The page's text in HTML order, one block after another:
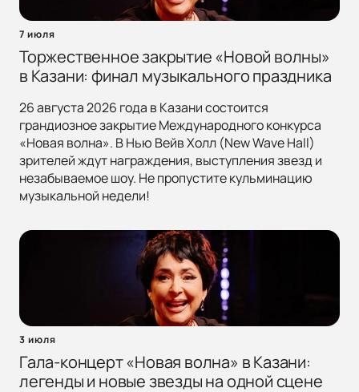
7 июля
Торжественное закрытие «Новой волны»
в Казани: финал музыкального праздника
26 августа 2026 года в Казани состоится
грандиозное закрытие Международного конкурса
«Новая волна». В Нью Вейв Холл (New Wave Hall)
зрителей ждут награждения, выступления звезд и
незабываемое шоу. Не пропустите кульминацию
музыкальной недели!
3 июля
Гала-концерт «Новая волна» в Казани:
легенды и новые звезды на одной сцене